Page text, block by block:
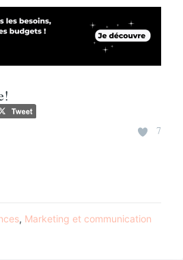
7
, Marketing et communication